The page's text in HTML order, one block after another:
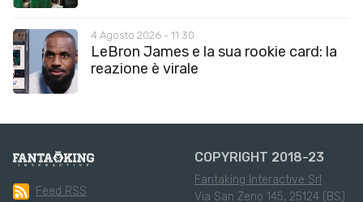
4 Agosto 2026 - 11:30
LeBron James e la sua rookie card: la
reazione è virale
Feed RSS
COPYRIGHT 2018-23
Fantaking Interactive Srl
Via San Zeno 145, 25124 (BS)